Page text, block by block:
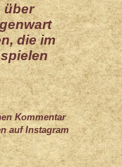
über
die im
Kommentar
auf Instagram